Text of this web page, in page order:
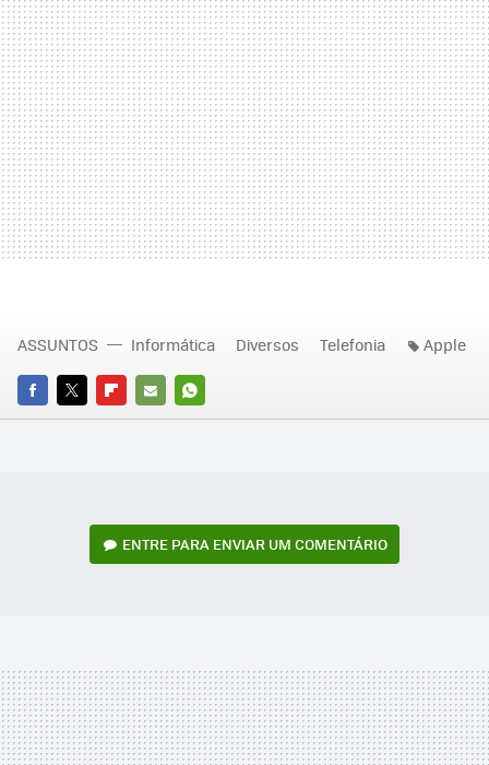
FACEBOOK
TWITTERFLIPBOARD
E-
WHATSAPP
ASSUNTOS Informática Diversos Telefonia Apple
ENTRE PARA ENVIAR UM COMENTÁRIO